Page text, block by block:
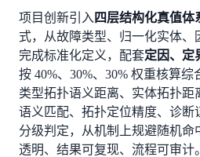
项目创新引入 四层结构化真值体
式，从故障类型、归一化实体
完成标准化定义，配套定因、定
按 40%、30%、30% 权重核算
类型拓扑语义距离、实体拓扑
语义匹配、拓扑定位精度、诊
分级判定，从机制上规避随机
透明、结果可复现、流程可审计。